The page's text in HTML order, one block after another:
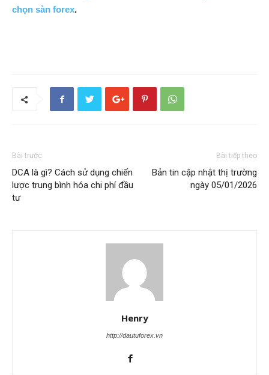
chọn sàn forex.
Bài trước
DCA là gì? Cách sử dụng chiến
lược trung bình hóa chi phí đầu
tư
Bài tiếp theo
Bản tin cập nhật thị trường
ngày 05/01/2026
Henry
http://dautuforex.vn